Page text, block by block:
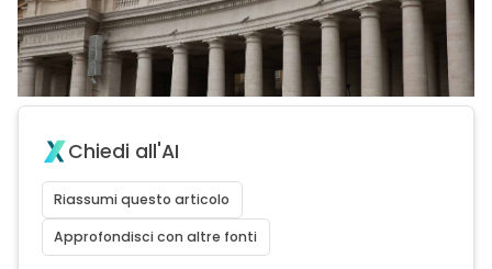
Chiedi all'AI
Riassumi questo articolo
Approfondisci con altre fonti